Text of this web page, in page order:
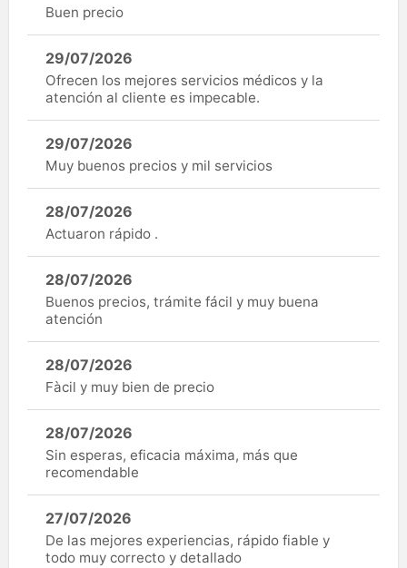
Buen precio
29/07/2026
Ofrecen los mejores servicios médicos y la
atención al cliente es impecable.
29/07/2026
Muy buenos precios y mil servicios
28/07/2026
Actuaron rápido .
28/07/2026
Buenos precios, trámite fácil y muy buena
atención
28/07/2026
Fàcil y muy bien de precio
28/07/2026
Sin esperas, eficacia máxima, más que
recomendable
27/07/2026
De las mejores experiencias, rápido fiable y
todo muy correcto y detallado